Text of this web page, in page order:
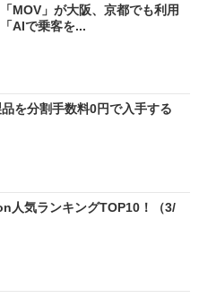
MOV」が大阪、京都でも利用
AIで乗客を...
を分割手数料0円で入手する
人気ランキングTOP10！（3/